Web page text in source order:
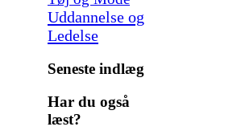
Uddannelse og
Ledelse
Seneste indlæg
Har du også
læst?